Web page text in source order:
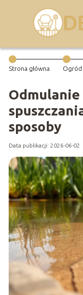
Strona główna Ogród
sposoby
Data publikacji: 2026-06-02